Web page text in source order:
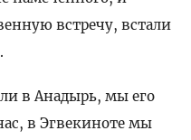
встречу, встали
в Анадырь, мы его
в Эгвекиноте мы